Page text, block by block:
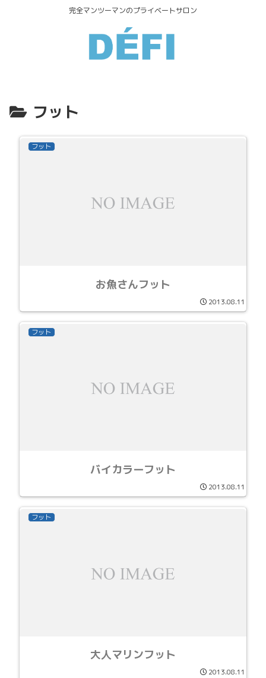
完全マンツーマンのプライベートサロン
フット
フット
お魚さんフット
2013.08.11
フット
バイカラーフット
2013.08.11
フット
大人マリンフット
2013.08.11